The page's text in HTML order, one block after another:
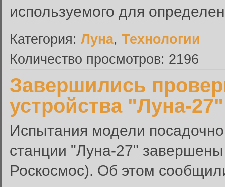
используемого для
Категория: Луна, Технологии
Количество просмотров: 2196
Завершились
устройства "Луна-27"
Испытания модели
станции "Луна-27"
Роскосмос). Об этом